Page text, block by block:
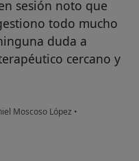
sesión noto que
todo mucho
duda a
cercano y
Moscoso López •